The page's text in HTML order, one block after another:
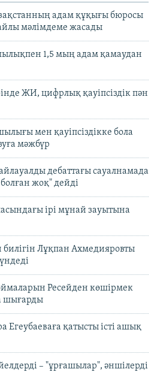
адам құқығы бюросы
мәлімдеме жасады
1,5 мың адам қамаудан
ЖИ, цифрлық қауіпсіздік пән
мен қауіпсіздікке бола
мәжбүр
дебаттағы сауалнамада
жоқ" дейді
ірі мұнай зауытына
билігін Лұқпан Ахмедияровты
Ресейден көшірмек
шығарды
Егеубаеваға қатысты істі ашық
– "ұрғашылар", әншілерді